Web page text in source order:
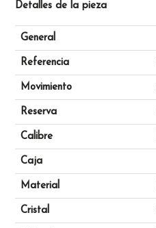
Detalles de la pieza
General
Referencia
Movimiento
Reserva
Calibre
Caja
Material
Cristal